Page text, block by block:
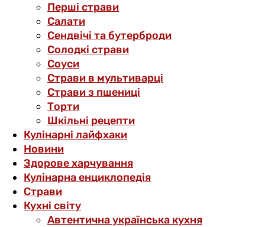
Перші страви
Салати
Сендвічі та бутерброди
Солодкі страви
Соуси
Страви в мультиварці
Страви з пшениці
Торти
Шкільні рецепти
Кулінарні лайфхаки
Новини
Здорове харчування
Кулінарна енциклопедія
Страви
Кухні світу
Автентична українська кухня